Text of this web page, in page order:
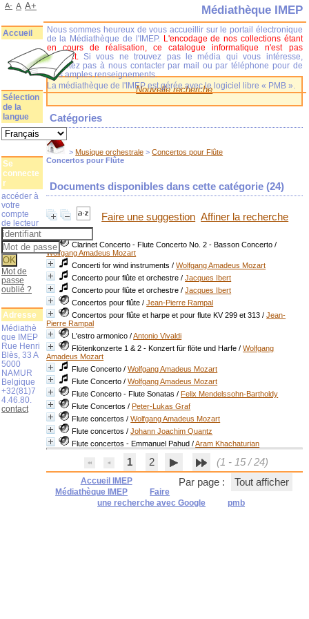
Nouvelle recherche
Catégories
>Musique orchestrale >Concertos pour Flûte
Concertos pour Flûte
Documents disponibles dans cette catégorie (24)
Faire une suggestion Affiner la recherche
Clarinet Concerto - Flute Concerto No. 2 - Basson Concerto /
Wolfgang Amadeus Mozart
Concerti for wind instruments /Wolfgang Amadeus Mozart
Concerto pour flûte et orchestre /Jacques Ibert
Concerto pour flûte et orchestre /Jacques Ibert
Concertos pour flûte /Jean-Pierre Rampal
Concertos pour flûte et harpe et pour flute KV 299 et 313 /Jean-
Pierre Rampal
L'estro armonico /Antonio Vivaldi
Flötenkonzerte 1 & 2 - Konzert für flöte und Harfe /Wolfgang
Amadeus Mozart
Flute Concerto /Wolfgang Amadeus Mozart
Flute Concerto /Wolfgang Amadeus Mozart
Flute Concerto - Flute Sonatas /Felix Mendelssohn-Bartholdy
Flute Concertos /Peter-Lukas Graf
Flute concertos /Wolfgang Amadeus Mozart
Flute concertos /Johann Joachim Quantz
Flute concertos - Emmanuel Pahud /Aram Khachaturian
1 2
(1 - 15 / 24)
Par page :
Tout afficher
Accueil IMEP
Médiathèque IMEP
Faire
une recherche avec Google
pmb
Médiathèque IMEP
Nous sommes heureux de vous accueillir sur le portail électronique
de la Médiathèque de l'IMEP. L'encodage de nos collections étant
en cours de réalisation, ce catalogue informatique n'est pas
complet.
Si vous ne trouvez pas le média qui vous intéresse,
n'hésitez pas à nous contacter par mail ou par téléphone pour de
plus amples renseignements.
La médiathèque de l'IMEP est gérée avec le logiciel libre « PMB ».
A- A A+
Accueil
Sélection
de la
langue
Se
connecte
r
accéder à
votre
compte
de lecteur
Mot de
passe
oublié ?
Adresse
Médiathè
que IMEP
Rue Henri
Blès, 33 A
5000
NAMUR
Belgique
+32(81)7
4.46.80.
contact